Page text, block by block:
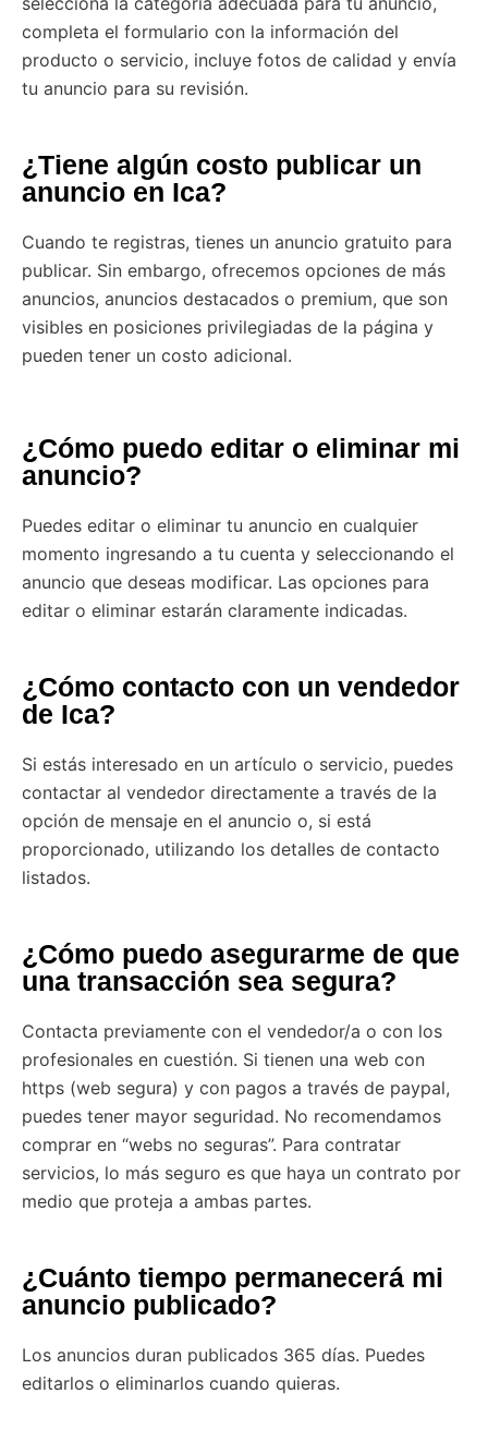
completa el formulario con la información del
producto o servicio, incluye fotos de calidad y envía
tu anuncio para su revisión.
¿Tiene algún costo publicar un
anuncio en Ica?
Cuando te registras, tienes un anuncio gratuito para
publicar. Sin embargo, ofrecemos opciones de más
anuncios, anuncios destacados o premium, que son
visibles en posiciones privilegiadas de la página y
pueden tener un costo adicional.
¿Cómo puedo editar o eliminar mi
anuncio?
Puedes editar o eliminar tu anuncio en cualquier
momento ingresando a tu cuenta y seleccionando el
anuncio que deseas modificar. Las opciones para
editar o eliminar estarán claramente indicadas.
¿Cómo contacto con un vendedor
de Ica?
Si estás interesado en un artículo o servicio, puedes
contactar al vendedor directamente a través de la
opción de mensaje en el anuncio o, si está
proporcionado, utilizando los detalles de contacto
listados.
¿Cómo puedo asegurarme de que
una transacción sea segura?
Contacta previamente con el vendedor/a o con los
profesionales en cuestión. Si tienen una web con
https (web segura) y con pagos a través de paypal,
puedes tener mayor seguridad. No recomendamos
comprar en “webs no seguras”. Para contratar
servicios, lo más seguro es que haya un contrato por
medio que proteja a ambas partes.
¿Cuánto tiempo permanecerá mi
anuncio publicado?
Los anuncios duran publicados 365 días. Puedes
editarlos o eliminarlos cuando quieras.